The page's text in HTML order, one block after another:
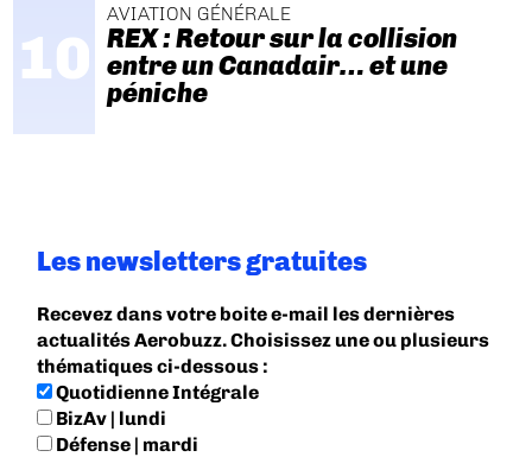
AVIATION GÉNÉRALE
REX : Retour sur la collision
entre un Canadair… et une
péniche
Les newsletters gratuites
Recevez dans votre boite e-mail les dernières
actualités Aerobuzz. Choisissez une ou plusieurs
thématiques ci-dessous :
Quotidienne Intégrale
BizAv | lundi
Défense | mardi